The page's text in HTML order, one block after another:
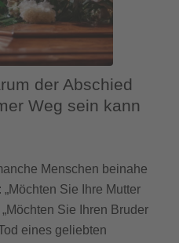
der Abschied
Weg sein kann
Menschen beinahe
Sie Ihre Mutter
Sie Ihren Bruder
eines geliebten